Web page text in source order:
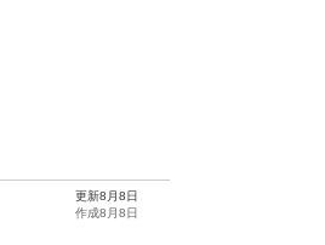
更新8月8日
作成8月8日